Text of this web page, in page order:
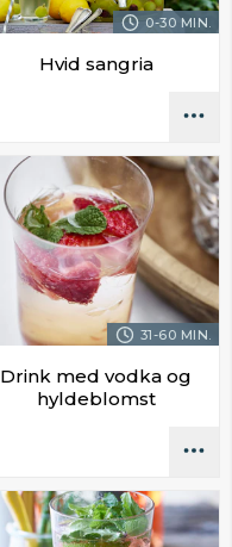
0-30 MIN.
Hvid sangria
31-60 MIN.
Drink med vodka og
hyldeblomst